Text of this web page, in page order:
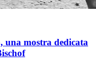
una mostra dedicata